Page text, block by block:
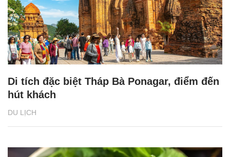
DU LỊCH
Di tích đặc biệt Tháp Bà Ponagar, điểm đến
hút khách